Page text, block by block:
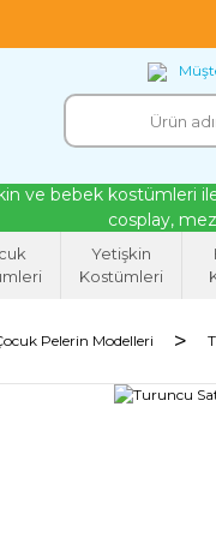
ve bebek kostümleri
cosplay,
Yetişkin
Kostümleri
Pelerin Modelleri